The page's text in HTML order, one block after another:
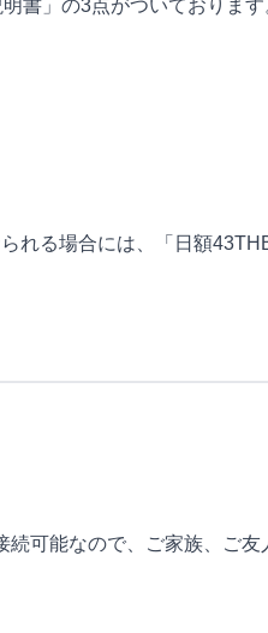
書」の3点がついております
れる場合には、「日額
可能なので、ご家族、ご友